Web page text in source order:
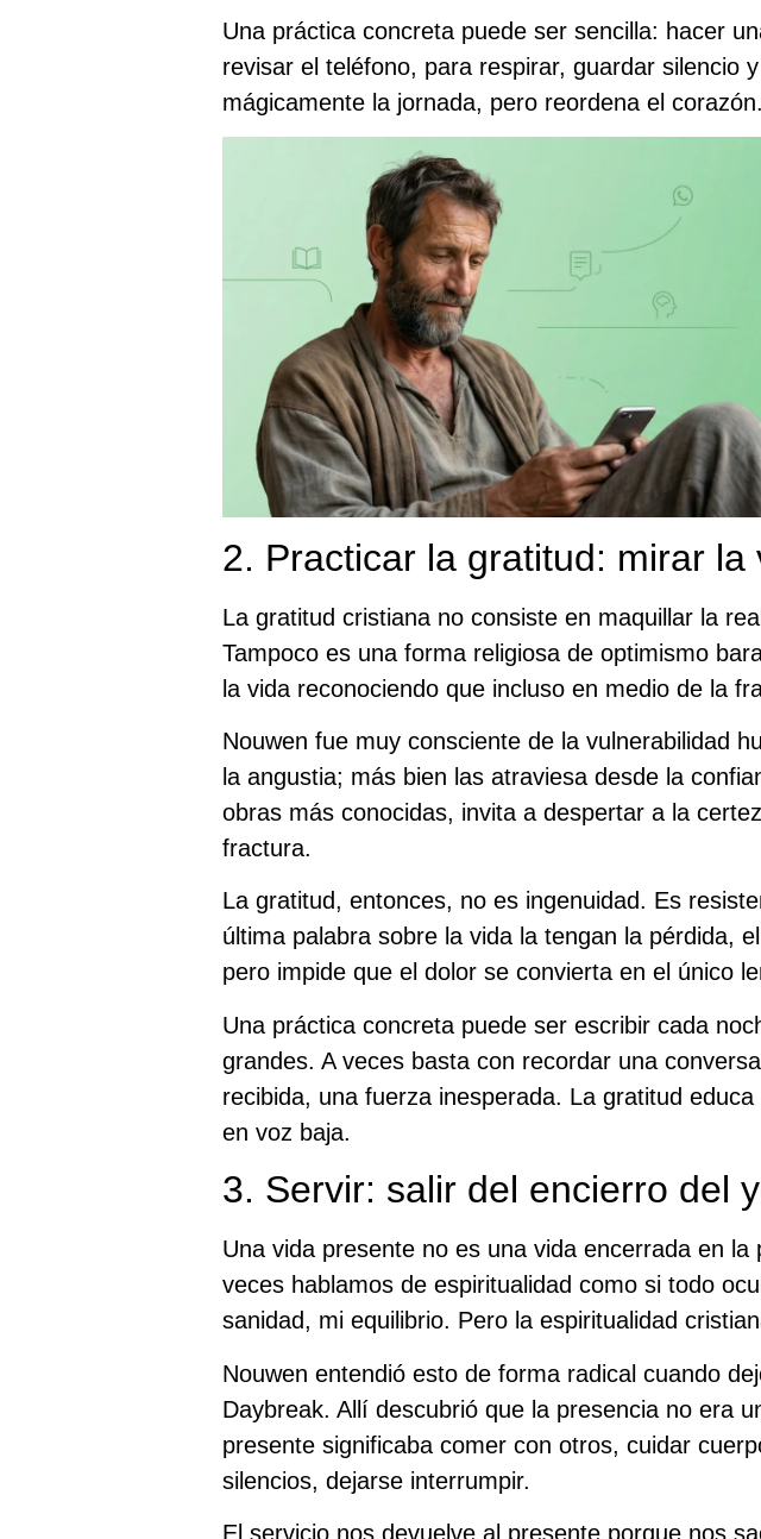
Una práctica concreta puede ser sencilla: hacer
revisar el teléfono, para respirar, guardar silencio
mágicamente la jornada, pero reordena el corazón.
2. Practicar la gratitud: mirar
La gratitud cristiana no consiste en maquillar la
Tampoco es una forma religiosa de optimismo
la vida reconociendo que incluso en medio de la
Nouwen fue muy consciente de la vulnerabilidad
la angustia; más bien las atraviesa desde la
obras más conocidas, invita a despertar a la
fractura.
La gratitud, entonces, no es ingenuidad. Es
última palabra sobre la vida la tengan la pérdida,
pero impide que el dolor se convierta en el único
Una práctica concreta puede ser escribir cada
grandes. A veces basta con recordar una
recibida, una fuerza inesperada. La gratitud
en voz baja.
3. Servir: salir del encierro del
Una vida presente no es una vida encerrada en
veces hablamos de espiritualidad como si todo
sanidad, mi equilibrio. Pero la espiritualidad
Nouwen entendió esto de forma radical cuando
Daybreak. Allí descubrió que la presencia no era
presente significaba comer con otros, cuidar
silencios, dejarse interrumpir.
El servicio nos devuelve al presente porque nos